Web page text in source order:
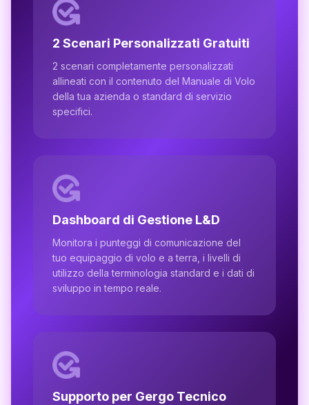
2 Scenari Personalizzati Gratuiti
2 scenari completamente personalizzati
allineati con il contenuto del Manuale di Volo
della tua azienda o standard di servizio
specifici.
Dashboard di Gestione L&D
Monitora i punteggi di comunicazione del
tuo equipaggio di volo e a terra, i livelli di
utilizzo della terminologia standard e i dati di
sviluppo in tempo reale.
Supporto per Gergo Tecnico